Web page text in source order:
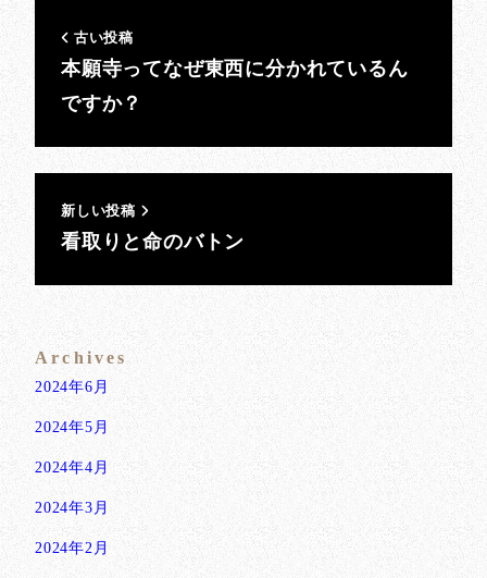
古い投稿
本願寺ってなぜ東西に分かれているん
ですか？
新しい投稿
看取りと命のバトン
Archives
2024年6月
2024年5月
2024年4月
2024年3月
2024年2月